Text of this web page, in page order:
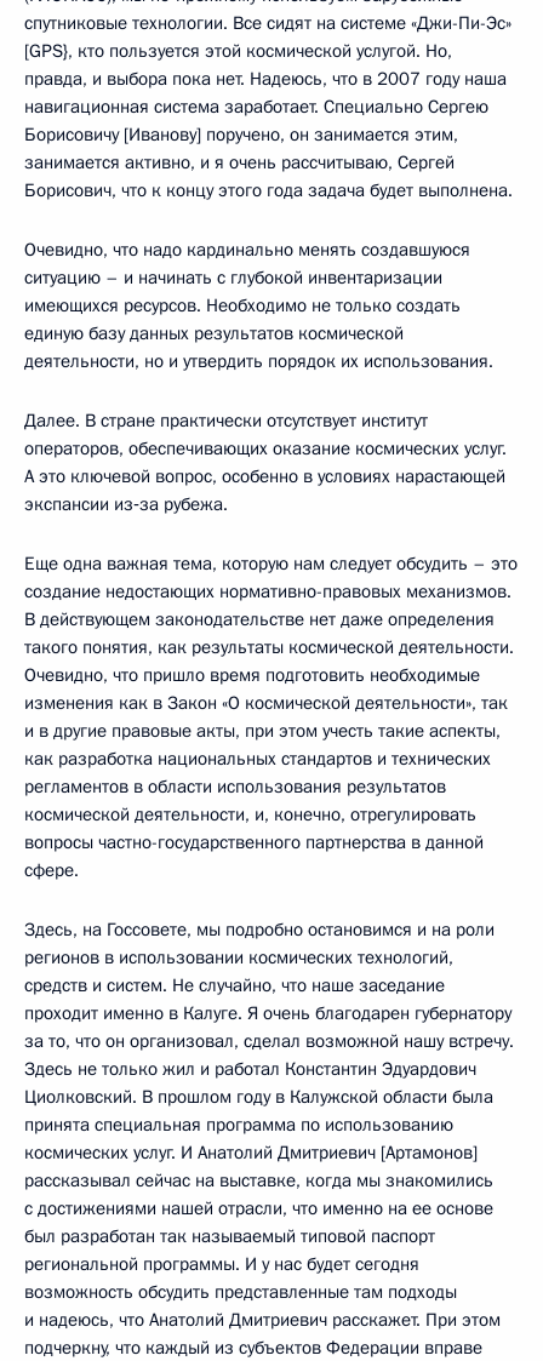
спутниковые технологии. Все сидят на системе «Джи-Пи-Эс»
[GPS}, кто пользуется этой космической услугой. Но,
правда, и выбора пока нет. Надеюсь, что в 2007 году наша
навигационная система заработает. Специально Сергею
Борисовичу [Иванову] поручено, он занимается этим,
занимается активно, и я очень рассчитываю, Сергей
Борисович, что к концу этого года задача будет выполнена.
Очевидно, что надо кардинально менять создавшуюся
ситуацию – и начинать с глубокой инвентаризации
имеющихся ресурсов. Необходимо не только создать
единую базу данных результатов космической
деятельности, но и утвердить порядок их использования.
Далее. В стране практически отсутствует институт
операторов, обеспечивающих оказание космических услуг.
А это ключевой вопрос, особенно в условиях нарастающей
экспансии из‑за рубежа.
Еще одна важная тема, которую нам следует обсудить – это
создание недостающих нормативно-правовых механизмов.
В действующем законодательстве нет даже определения
такого понятия, как результаты космической деятельности.
Очевидно, что пришло время подготовить необходимые
изменения как в Закон «О космической деятельности», так
и в другие правовые акты, при этом учесть такие аспекты,
как разработка национальных стандартов и технических
регламентов в области использования результатов
космической деятельности, и, конечно, отрегулировать
вопросы частно-государственного партнерства в данной
сфере.
Здесь, на Госсовете, мы подробно остановимся и на роли
регионов в использовании космических технологий,
средств и систем. Не случайно, что наше заседание
проходит именно в Калуге. Я очень благодарен губернатору
за то, что он организовал, сделал возможной нашу встречу.
Здесь не только жил и работал Константин Эдуардович
Циолковский. В прошлом году в Калужской области была
принята специальная программа по использованию
космических услуг. И Анатолий Дмитриевич [Артамонов]
рассказывал сейчас на выставке, когда мы знакомились
с достижениями нашей отрасли, что именно на ее основе
был разработан так называемый типовой паспорт
региональной программы. И у нас будет сегодня
возможность обсудить представленные там подходы
и надеюсь, что Анатолий Дмитриевич расскажет. При этом
подчеркну, что каждый из субъектов Федерации вправе